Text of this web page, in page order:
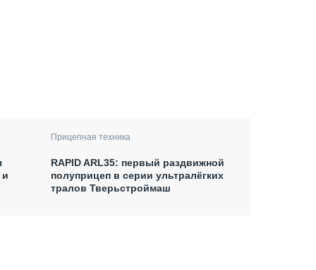
Прицепная техника
RAPID ARL35: первый раздвижной
полуприцеп в серии ультралёгких
тралов Тверьстроймаш